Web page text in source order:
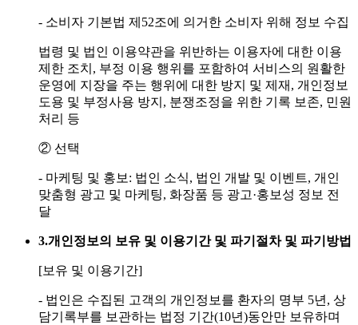
- 소비자 기본법 제52조에 의거한 소비자 위해 정보 수집
법령 및 법인 이용약관을 위반하는 이용자에 대한 이용
제한 조치, 부정 이용 행위를 포함하여 서비스의 원활한
운영에 지장을 주는 행위에 대한 방지 및 제재, 개인정보
도용 및 부정사용 방지, 분쟁조정을 위한 기록 보존, 민원
처리 등
② 선택
- 마케팅 및 홍보: 법인 소식, 법인 개발 및 이벤트, 개인
맞춤형 광고 및 마케팅, 화장품 등 광고·홍보성 정보 전
달
3.개인정보의 보유 및 이용기간 및 파기절차 및 파기방법
[보유 및 이용기간]
- 법인은 수집된 고객의 개인정보를 환자의 명부 5년, 상
담기록부를 보관하는 법정 기간(10년)동안만 보유하며